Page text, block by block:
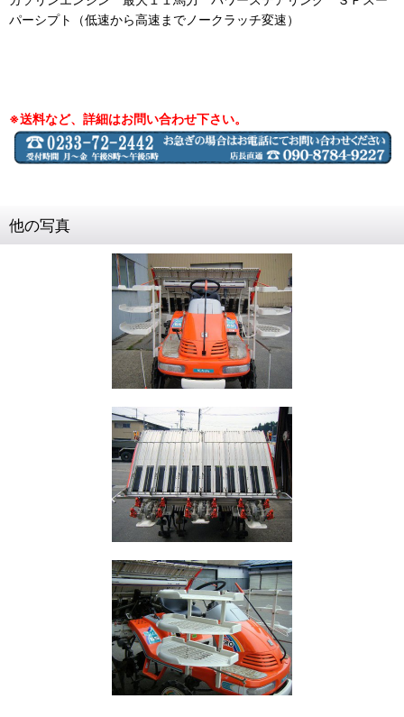
パーシプト（低速から高速までノークラッチ変速）
※送料など、詳細はお問い合わせ下さい。
他の写真